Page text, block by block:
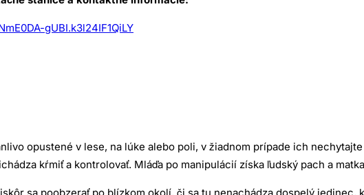
gUBI.k3l24IF1QiLY
opustené v lese, na lúke alebo poli, v žiadnom prípade ich
kŕmiť a kontrolovať. Mláďa po manipulácií získa ľudský pach a